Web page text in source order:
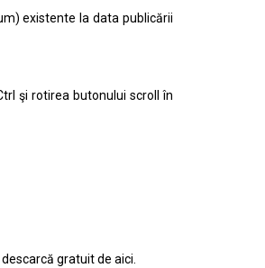
existente la data publicării
şi rotirea butonului scroll în
gratuit de aici.